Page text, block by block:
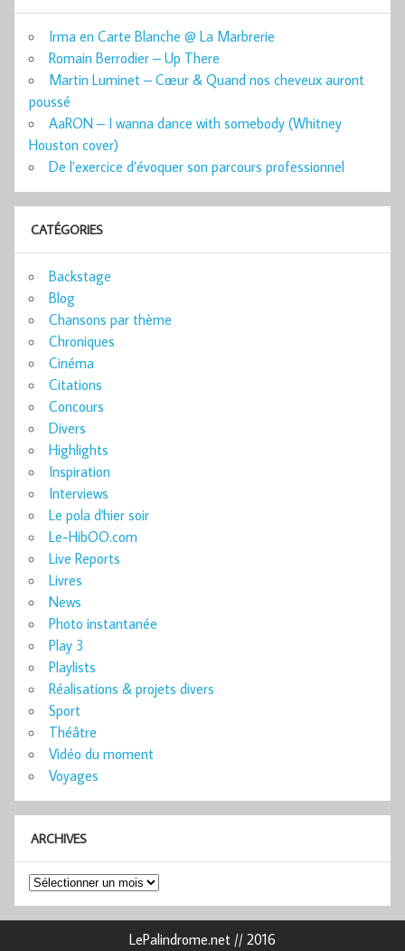
Irma en Carte Blanche @ La Marbrerie
Romain Berrodier – Up There
Martin Luminet – Cœur & Quand nos cheveux auront
poussé
AaRON – I wanna dance with somebody (Whitney
Houston cover)
De l’exercice d’évoquer son parcours professionnel
CATÉGORIES
Backstage
Blog
Chansons par thème
Chroniques
Cinéma
Citations
Concours
Divers
Highlights
Inspiration
Interviews
Le pola d'hier soir
Le-HibOO.com
Live Reports
Livres
News
Photo instantanée
Play 3
Playlists
Réalisations & projets divers
Sport
Théâtre
Vidéo du moment
Voyages
ARCHIVES
Archives
LePalindrome.net // 2016